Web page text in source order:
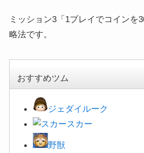
ミッション3「1プレイでコインを
略法です。
おすすめツム
ジェダイルーク
スカー
野獣